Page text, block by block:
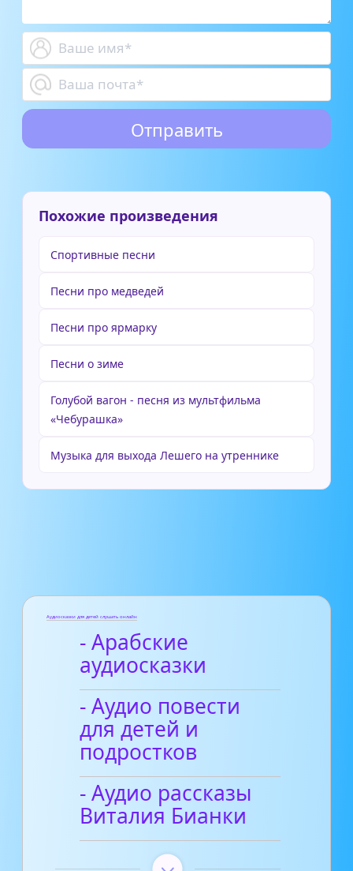
Похожие произведения
Спортивные песни
Песни про медведей
Песни про ярмарку
Песни о зиме
Голубой вагон - песня из мультфильма
«Чебурашка»
Музыка для выхода Лешего на утреннике
Аудиосказки для детей слушать онлайн
- Арабские
аудиосказки
- Аудио повести
для детей и
подростков
- Аудио рассказы
Виталия Бианки